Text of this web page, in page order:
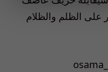
الظلم والظلام